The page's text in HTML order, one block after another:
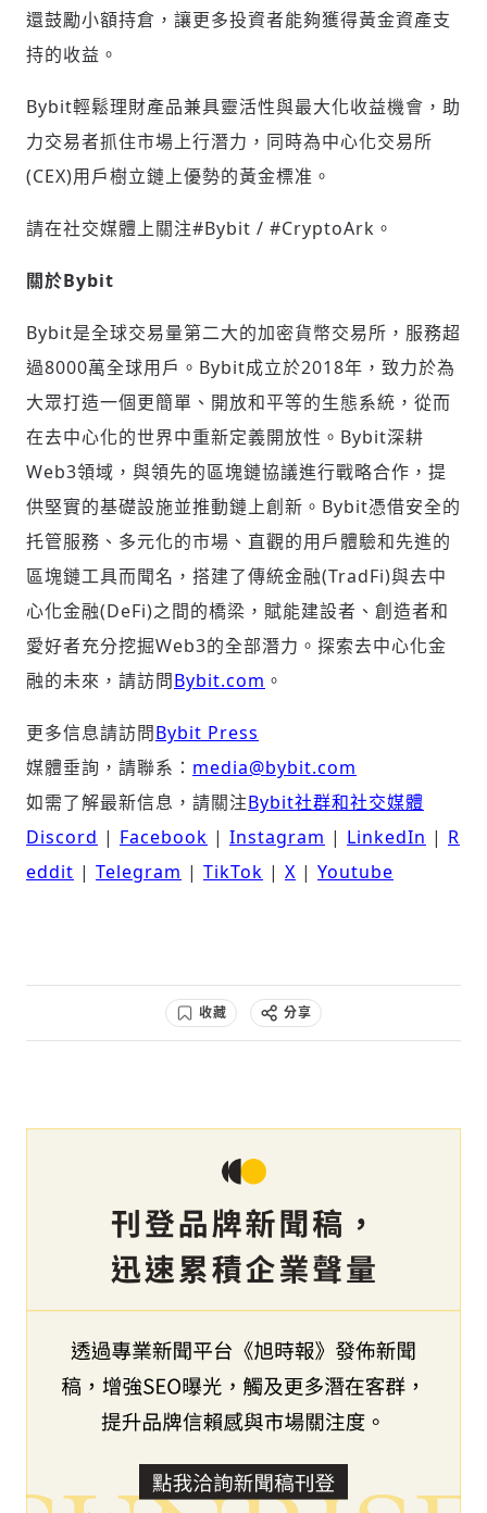
參與下一波全球科技革命
還鼓勵小額持倉，讓更多投資者能夠獲得黃金資產支
持的收益。
Bybit輕鬆理財產品兼具靈活性與最大化收益機會，助
力交易者抓住市場上行潛力，同時為中心化交易所
(CEX)用戶樹立鏈上優勢的黃金標准。
請在社交媒體上關注#Bybit / #CryptoArk。
關於Bybit
Bybit是全球交易量第二大的加密貨幣交易所，服務超
過8000萬全球用戶。Bybit成立於2018年，致力於為
大眾打造一個更簡單、開放和平等的生態系統，從而
在去中心化的世界中重新定義開放性。Bybit深耕
Web3領域，與領先的區塊鏈協議進行戰略合作，提
供堅實的基礎設施並推動鏈上創新。Bybit憑借安全的
托管服務、多元化的市場、直觀的用戶體驗和先進的
區塊鏈工具而聞名，搭建了傳統金融(TradFi)與去中
心化金融(DeFi)之間的橋梁，賦能建設者、創造者和
愛好者充分挖掘Web3的全部潛力。探索去中心化金
融的未來，請訪問Bybit.com 。
更多信息請訪問Bybit Press
媒體垂詢，請聯系： media@bybit.com
如需了解最新信息，請關注Bybit社群和社交媒體
Discord | Facebook | Instagram | LinkedIn | R
eddit | Telegram | TikTok | X | Youtube
收藏 分享